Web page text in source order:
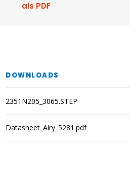
als PDF
DOWNLOADS
2351N205_3065.STEP
Datasheet_Airy_5281.pdf